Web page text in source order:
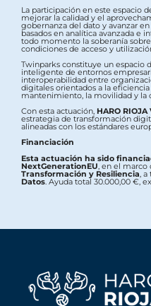
La participación en este espacio
mejorar la calidad y el
gobernanza del dato y avanzar
basados en analítica avanzada e
todo momento la soberanía
condiciones de acceso y
Twinparks constituye un espacio
inteligente de entornos
interoperabilidad entre
digitales orientados a la
mantenimiento, la movilidad y la
Con esta actuación, HARO RIOJA
estrategia de transformación
alineadas con los estándares
Financiación
Esta actuación ha sido
NextGenerationEU , en el
Transformación y Resiliencia ,
Datos . Ayuda total 30.000,00 €,